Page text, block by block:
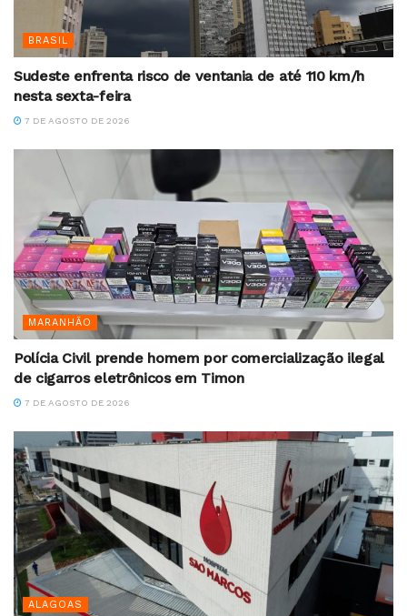
BRASIL
Sudeste enfrenta risco de ventania de até 110 km/h
nesta sexta-feira
7 DE AGOSTO DE 2026
MARANHÃO
Polícia Civil prende homem por comercialização ilegal
de cigarros eletrônicos em Timon
7 DE AGOSTO DE 2026
ALAGOAS